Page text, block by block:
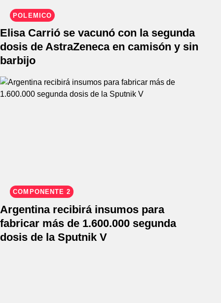
POLÉMICO
Elisa Carrió se vacunó con la segunda
dosis de AstraZeneca en camisón y sin
barbijo
COMPONENTE 2
Argentina recibirá insumos para
fabricar más de 1.600.000 segunda
dosis de la Sputnik V